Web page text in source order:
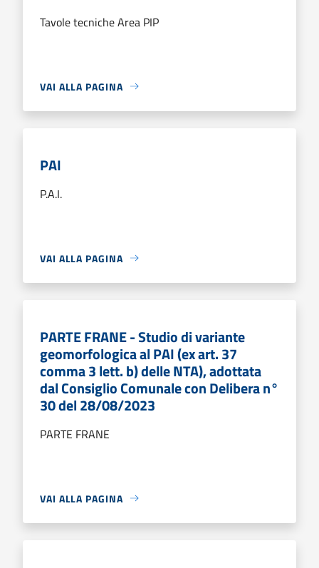
Tavole tecniche Area PIP
VAI ALLA PAGINA
PAI
P.A.I.
VAI ALLA PAGINA
PARTE FRANE - Studio di variante
geomorfologica al PAI (ex art. 37
comma 3 lett. b) delle NTA), adottata
dal Consiglio Comunale con Delibera n°
30 del 28/08/2023
PARTE FRANE
VAI ALLA PAGINA